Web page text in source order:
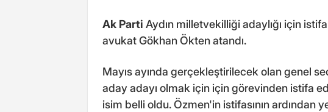
Ak Parti Aydın milletvekilliği adaylığı için
avukat Gökhan Ökten atandı.
Mayıs ayında gerçekleştirilecek olan genel
aday adayı olmak için için görevinden istifa
isim belli oldu. Özmen'in istifasının ardından